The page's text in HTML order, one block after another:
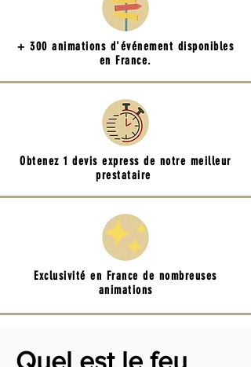
+ 300 animations d'événement disponibles
en France.
Obtenez 1 devis express de notre meilleur
prestataire
Exclusivité en France de nombreuses
animations
Quel est le feu